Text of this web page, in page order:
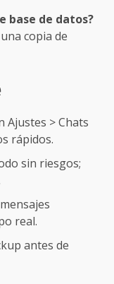
base de datos?
copia de
Ajustes > Chats
rápidos.
sin riesgos;
real.
antes de